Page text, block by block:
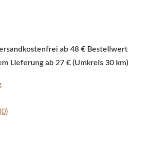
ab 48 € Bestellwert
Lieferung ab 27 € (Umkreis 30 km)